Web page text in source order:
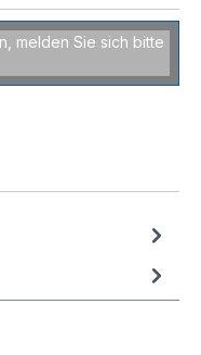
melden Sie sich bitte